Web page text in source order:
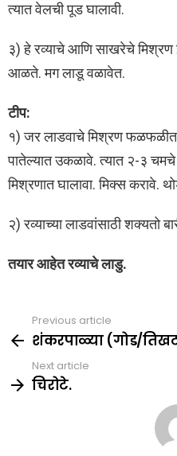
त्यात वेलची पूड घालावी.
३) हे रव्याचे आणि साखरेचे मिश्रण
आळते. मग लाडू वळावेत.
टीप:
१) जर लाडवाचे मिश्रण फळफळीत
पातेल्यात उकळावे. त्यात २-३
मिश्रणात घालावा. मिक्स करावे.
२) रव्याच्या लाडवांसाठी शक्यतो
तयार आहेत रव्याचे लाडु.
more
Previous article
शंकरपाळ्या (गोड/
Next article
चिरोटे.